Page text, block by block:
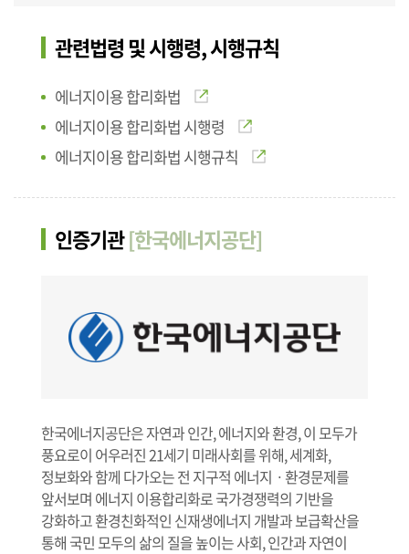
관련법령 및 시행령, 시행규칙
에너지이용 합리화법
에너지이용 합리화법 시행령
에너지이용 합리화법 시행규칙
인증기관[한국에너지공단]
한국에너지공단은 자연과 인간, 에너지와 환경, 이 모두가
풍요로이 어우러진 21세기 미래사회를 위해, 세계화,
정보화와 함께 다가오는 전 지구적 에너지ㆍ환경문제를
앞서보며 에너지 이용합리화로 국가경쟁력의 기반을
강화하고 환경친화적인 신재생에너지 개발과 보급확산을
통해 국민 모두의 삶의 질을 높이는 사회, 인간과 자연이